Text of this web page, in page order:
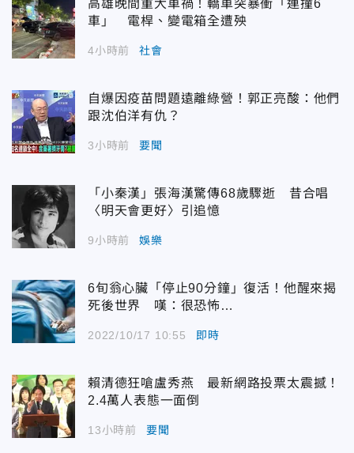
高雄晚間重大車禍！轎車突暴衝「連撞6
車」 電桿、變電箱全遭殃
4小時前 社會
自爆因疫苗問題遠離綠營！郭正亮酸：他們
跟沈伯洋有仇？
3小時前 要聞
「小秦漢」張海漢驚傳68歲驟逝 昔合唱
〈明天會更好〉引追憶
9小時前 娛樂
6旬翁心臟「停止90分鐘」復活！他醒來揭
死後世界 嘆：很恐怖…
2022/10/17 10:55 即時
賴清德狂嗆盧秀燕 最新網路投票太震撼！
2.4萬人表態一面倒
13小時前 要聞